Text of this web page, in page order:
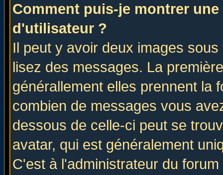
Comment puis-je montrer
d'utilisateur ?
Il peut y avoir deux images
lisez des messages. La
générallement elles prennent la
combien de messages vous
dessous de celle-ci peut se
avatar, qui est généralement
C'est à l'administrateur du